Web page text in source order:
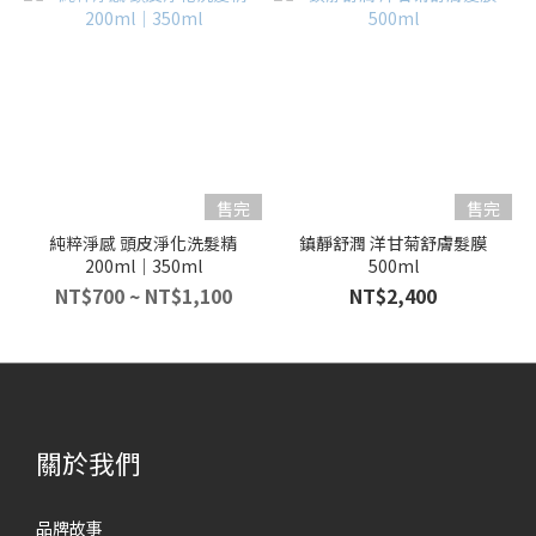
售完
純粹淨感 頭皮淨化洗髮精
200ml｜350ml
NT$700 ~ NT$1,100
售完
鎮靜舒潤 洋甘菊舒膚髮膜
500ml
NT$2,400
關於我們
品牌故事